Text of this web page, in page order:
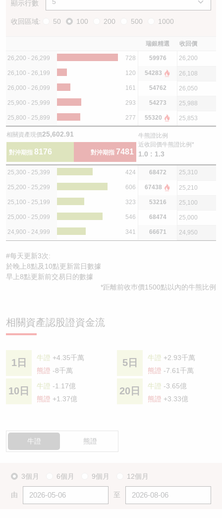
顯示行數
收回區域: 50 100 200 500 1000
瑞銀精選 收回價
26,200 - 26,299 728 59976 26,200
26,100 - 26,199 120 54283 26,108
26,000 - 26,099 161 54762 26,050
25,900 - 25,999 293 54273 25,988
25,800 - 25,899 277 55320 25,853
相關資產現價25,602.91
對沖期指 8176 對沖期指 7481
牛熊證比例
近收回價牛熊證比例*
1.0 : 1.3
25,300 - 25,399 424 68472 25,310
25,200 - 25,299 606 67438 25,210
25,100 - 25,199 323 53216 25,100
25,000 - 25,099 546 68474 25,000
24,900 - 24,999 341 66671 24,950
#每天更新3次:
於晚上8點及10點更新當日數據
早上8點更新前交易日的數據
*距離前收巿價1500點以內的牛熊比例
相關資產認股證資金流
1日 牛證 +4.35千萬
熊證 -8千萬
5日 牛證 +2.93千萬
熊證 -7.61千萬
10日 牛證 -1.17億
熊證 +1.37億
20日 牛證 -3.65億
熊證 +3.33億
牛證 熊證
3個月 6個月 9個月 12個月
由 至